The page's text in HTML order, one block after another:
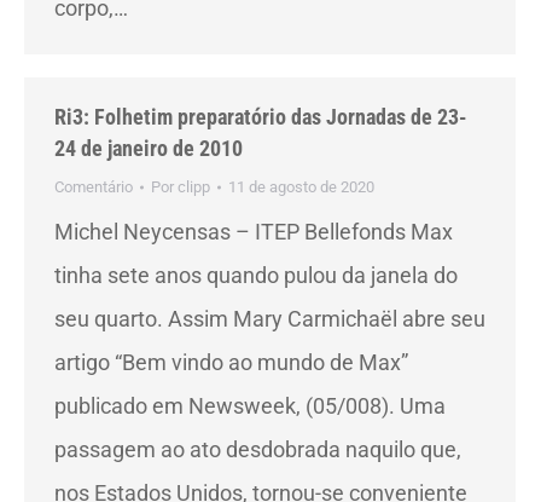
corpo,…
Ri3: Folhetim preparatório das Jornadas de 23-
24 de janeiro de 2010
Comentário Por clipp 11 de agosto de 2020
Michel Neycensas – ITEP Bellefonds Max
tinha sete anos quando pulou da janela do
seu quarto. Assim Mary Carmichaël abre seu
artigo “Bem vindo ao mundo de Max”
publicado em Newsweek, (05/008). Uma
passagem ao ato desdobrada naquilo que,
nos Estados Unidos, tornou-se conveniente